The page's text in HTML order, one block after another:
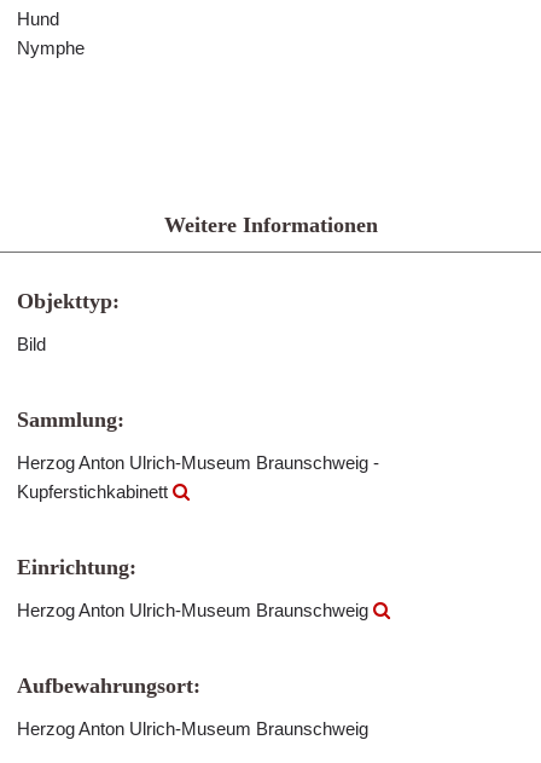
Hund
Nymphe
Weitere Informationen
Objekttyp:
Bild
Sammlung:
Herzog Anton Ulrich-Museum Braunschweig -
Kupferstichkabinett
Einrichtung:
Herzog Anton Ulrich-Museum Braunschweig
Aufbewahrungsort:
Herzog Anton Ulrich-Museum Braunschweig